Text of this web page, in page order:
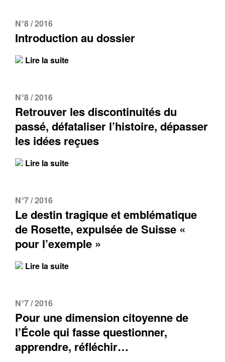
N°8 / 2016
Introduction au dossier
Lire la suite
N°8 / 2016
Retrouver les discontinuités du
passé, défataliser l’histoire, dépasser
les idées reçues
Lire la suite
N°7 / 2016
Le destin tragique et emblématique
de Rosette, expulsée de Suisse «
pour l’exemple »
Lire la suite
N°7 / 2016
Pour une dimension citoyenne de
l’École qui fasse questionner,
apprendre, réfléchir…